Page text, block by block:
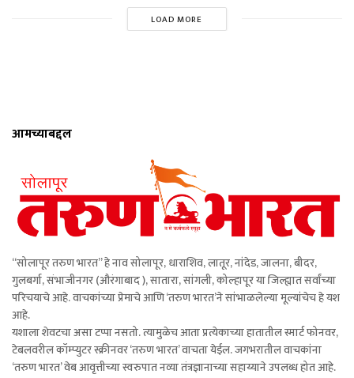
LOAD MORE
आमच्याबद्दल
“सोलापूर तरुण भारत” हे नाव सोलापूर, धाराशिव, लातूर, नांदेड, जालना, बीदर,
गुलबर्गा, संभाजीनगर (औरंगाबाद ), सातारा, सांगली, कोल्हापूर या जिल्ह्यात सर्वांच्या
परिचयाचे आहे. वाचकांच्या प्रेमाचे आणि ‘तरुण भारत’ने सांभाळलेल्या मूल्यांचेच हे यश
आहे.
यशाला शेवटचा असा टप्पा नसतो. त्यामुळेच आता प्रत्येकाच्या हातातील स्मार्ट फोनवर,
टेबलवरील कॉम्प्युटर स्क्रीनवर ‘तरुण भारत’ वाचता येईल. जगभरातील वाचकांना
‘तरुण भारत’ वेब आवृत्तीच्या स्वरुपात नव्या तंत्रज्ञानाच्या सहाय्याने उपलब्ध होत आहे.